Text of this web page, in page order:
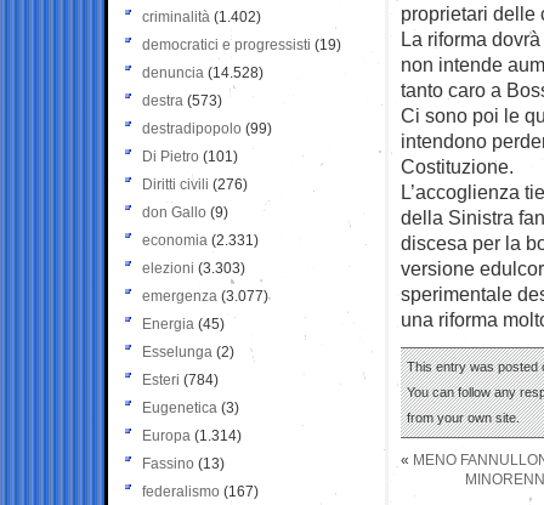
proprietari delle
La riforma
non intende
tanto caro a
Ci sono poi le
intendono
Costituzione.
L’accoglienza
della Sinistra
discesa per la
versione
sperimentale
una riforma
This entry was posted
You can follow any
from your own site.
« MENO
criminalità (1.402)
democratici e progressisti (19)
denuncia (14.528)
destra (573)
destradipopolo (99)
Di Pietro (101)
Diritti civili (276)
don Gallo (9)
economia (2.331)
elezioni (3.303)
emergenza (3.077)
Energia (45)
Esselunga (2)
Esteri (784)
Eugenetica (3)
Europa (1.314)
Fassino (13)
federalismo (167)